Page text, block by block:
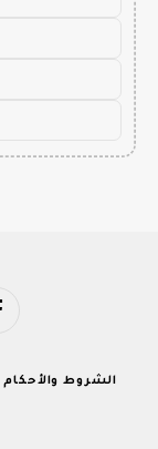
الشروط والأحكام